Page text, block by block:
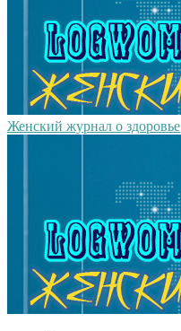
Женский журнал о здоровье